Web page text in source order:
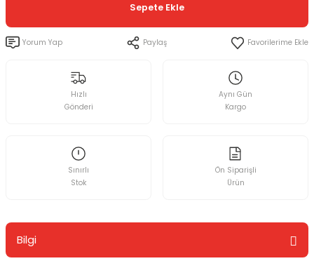
Sepete Ekle
Yorum Yap Paylaş
Hızlı
Gönderi
Aynı Gün
Kargo
Sınırlı
Stok
Ön Siparişli
Ürün
Bilgi